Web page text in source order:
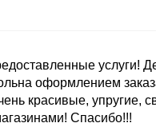
услуги!
оформлением
красивые,
Спасибо!!!